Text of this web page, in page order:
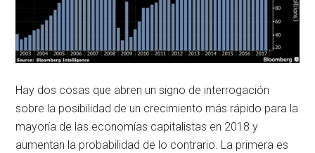
Hay dos cosas que abren un signo de interrogación
sobre la posibilidad de un crecimiento más rápido para la
mayoría de las economías capitalistas en 2018 y
aumentan la probabilidad de lo contrario. La primera es